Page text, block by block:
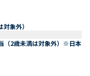
象外）
（2歳未満は対象外）※日本